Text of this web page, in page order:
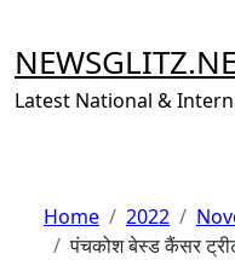
content
Latest National &
Home 2022
पंचकोश बेस्ड कैंसर